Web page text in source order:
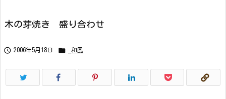
木の芽焼き 盛り合わせ
 2006年5月18日  _和風